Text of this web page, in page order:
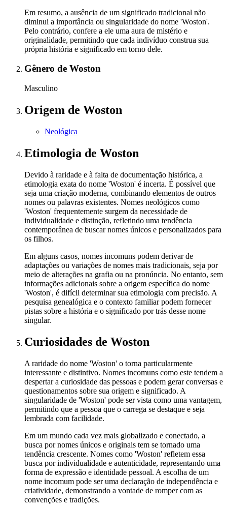
Em resumo, a ausência de um significado tradicional não
diminui a importância ou singularidade do nome 'Woston'.
Pelo contrário, confere a ele uma aura de mistério e
originalidade, permitindo que cada indivíduo construa sua
própria história e significado em torno dele.
Gênero de Woston
Masculino
Origem de Woston
Neológica
Etimologia de Woston
Devido à raridade e à falta de documentação histórica, a
etimologia exata do nome 'Woston' é incerta. É possível que
seja uma criação moderna, combinando elementos de outros
nomes ou palavras existentes. Nomes neológicos como
'Woston' frequentemente surgem da necessidade de
individualidade e distinção, refletindo uma tendência
contemporânea de buscar nomes únicos e personalizados para
os filhos.
Em alguns casos, nomes incomuns podem derivar de
adaptações ou variações de nomes mais tradicionais, seja por
meio de alterações na grafia ou na pronúncia. No entanto, sem
informações adicionais sobre a origem específica do nome
'Woston', é difícil determinar sua etimologia com precisão. A
pesquisa genealógica e o contexto familiar podem fornecer
pistas sobre a história e o significado por trás desse nome
singular.
Curiosidades de Woston
A raridade do nome 'Woston' o torna particularmente
interessante e distintivo. Nomes incomuns como este tendem a
despertar a curiosidade das pessoas e podem gerar conversas e
questionamentos sobre sua origem e significado. A
singularidade de 'Woston' pode ser vista como uma vantagem,
permitindo que a pessoa que o carrega se destaque e seja
lembrada com facilidade.
Em um mundo cada vez mais globalizado e conectado, a
busca por nomes únicos e originais tem se tornado uma
tendência crescente. Nomes como 'Woston' refletem essa
busca por individualidade e autenticidade, representando uma
forma de expressão e identidade pessoal. A escolha de um
nome incomum pode ser uma declaração de independência e
criatividade, demonstrando a vontade de romper com as
convenções e tradições.